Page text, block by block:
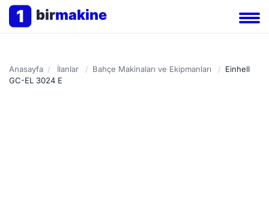
1 birmakine
Anasayfa / İlanlar / Bahçe Makinaları ve Ekipmanları / Einhell
GC-EL 3024 E